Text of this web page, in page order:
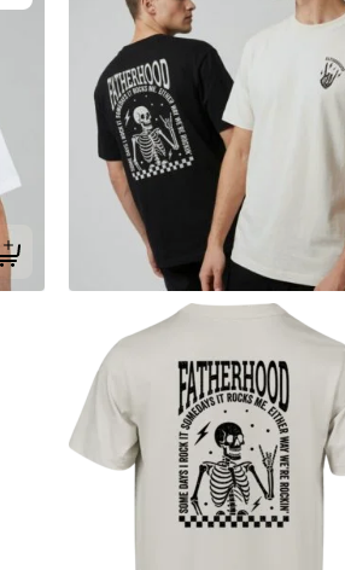
Tilføj til kurv